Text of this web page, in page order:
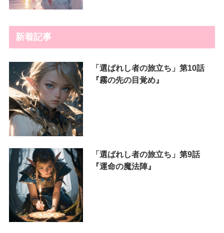
新着記事
「選ばれし者の旅立ち」第10話
『霧の先の目覚め』
「選ばれし者の旅立ち」第9話
『運命の魔法陣』